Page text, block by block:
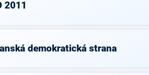
2011
demokratická strana